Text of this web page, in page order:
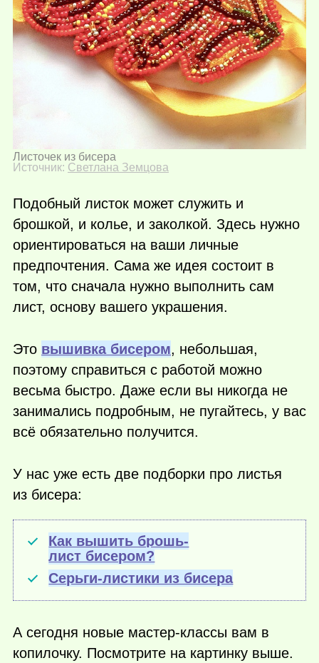
Листочек из бисера
Источник: Светлана Земцова
Подобный листок может служить и
брошкой, и колье, и заколкой. Здесь нужно
ориентироваться на ваши личные
предпочтения. Сама же идея состоит в
том, что сначала нужно выполнить сам
лист, основу вашего украшения.
Это вышивка бисером, небольшая,
поэтому справиться с работой можно
весьма быстро. Даже если вы никогда не
занимались подробным, не пугайтесь, у вас
всё обязательно получится.
У нас уже есть две подборки про листья
из бисера:
Как вышить брошь-
лист бисером?
Серьги-листики из бисера
А сегодня новые мастер-классы вам в
копилочку. Посмотрите на картинку выше.